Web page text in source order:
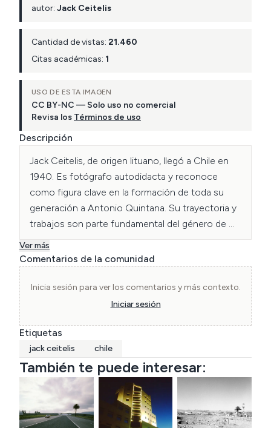
autor: Jack Ceitelis
Cantidad de vistas: 21.460
Citas académicas: 1
USO DE ESTA IMAGEN
CC BY-NC — Solo uso no comercial
Revisa los Términos de uso
Descripción
Jack Ceitelis, de origen lituano, llegó a Chile en
1940. Es fotógrafo autodidacta y reconoce
como figura clave en la formación de toda su
generación a Antonio Quintana. Su trayectoria y
trabajos son parte fundamental del género de
fotografía industrial del país. Ha trabajado
principalmente en el área de construcción y de
terreno, ha emprendido variados proyectos
fotográficos sobre los paisajes de Chile, lo que
incluso hasta la Antártica.
Ver más
Comentarios de la comunidad
Inicia sesión para ver los comentarios y más contexto.
Iniciar sesión
Etiquetas
jack ceitelis chile
También te puede interesar: